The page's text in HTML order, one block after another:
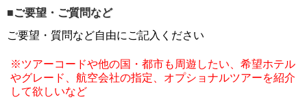
■ご要望・ご質問など
ご要望・質問など自由にご記入ください
※ツアーコードや他の国・都市も周遊したい、希望ホテル
やグレード、航空会社の指定、オプショナルツアーを紹介
して欲しいなど